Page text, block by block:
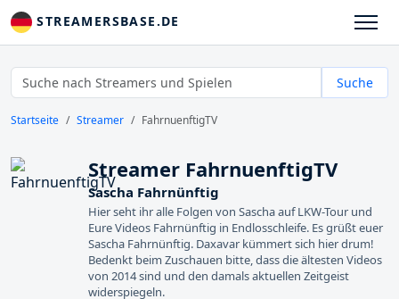
STREAMERSBASE.DE
Suche
Startseite Streamer FahrnuenftigTV
Streamer FahrnuenftigTV
Sascha Fahrnünftig
Hier seht ihr alle Folgen von Sascha auf LKW-Tour und
Eure Videos Fahrnünftig in Endlosschleife. Es grüßt euer
Sascha Fahrnünftig. Daxavar kümmert sich hier drum!
Bedenkt beim Zuschauen bitte, dass die ältesten Videos
von 2014 sind und den damals aktuellen Zeitgeist
widerspiegeln.